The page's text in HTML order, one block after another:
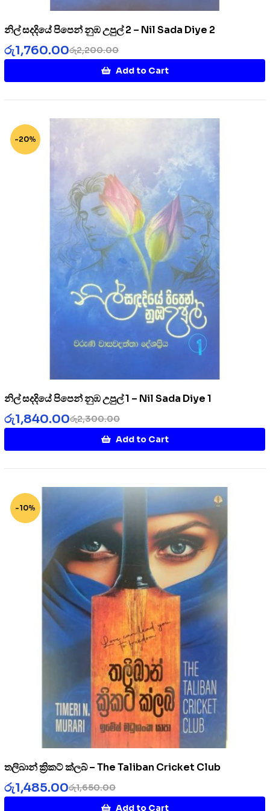
නිල් සදදියේ පිපෙන් නුඹ උපුල් 2 – Nil Sada Diye 2
රු2,200.00
රු1,760.00
Add to Cart
-20%
නිල් සදදියේ පිපෙන් නුඹ උපුල් 1 – Nil Sada Diye 1
රු2,300.00
රු1,840.00
Add to Cart
-10%
තලිබාන් ක්‍රිකට් ක්ලබ් – The Taliban Cricket Club
රු1,650.00
රු1,485.00
Add to Cart